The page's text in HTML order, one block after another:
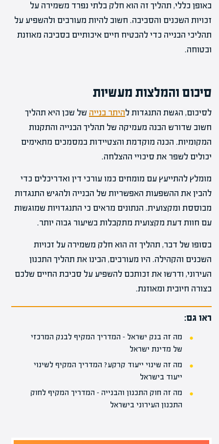
באופן כללי, תהליך זה הוא חלק בלתי נפרד משמירה על
זכויות השכנים והסביבה. חשוב להיות מעורבים ולהשפיע על
תהליכי הבנייה כדי להבטיח חיים איכותיים בסביבה מאוזנת
ובטוחה.
סיכום והמלצות מעשיות
לסיכום, הגשת התנגדות להיתר בנייה של שכן היא תהליך
חשוב שדורש הבנה מעמיקה של תהליך הבנייה והתקנות
המקומיות. הכנה מוקדמת והצטיידות במסמכים מתאימים
יכולים לשפר את סיכויי ההצלחה.
מומלץ להתייעץ עם מומחים כמו עורכי דין ואדריכלים כדי
להבין את ההשפעות האפשריות של הבנייה ולהגיש התנגדות
מבוססת ומקצועית. הנתונים מראים כי התנגדויות שמוגשות
עם חוות דעת מקצועית מתקבלות בשיעור גבוה יותר.
בסופו של דבר, תהליך זה הוא חלק משמירה על זכויות
השכנים והקהילה. היו מעורבים, הבינו את תהליך התכנון
העירוני, ודרשו את זכותכם להשפיע על סביבת החיים שלכם
בצורה חיובית ומאוזנת.
ראו גם:
מה זה בנק ישראל – המדריך המקיף לבנק המרכזי
של מדינת ישראל
מה זה שינוי ייעוד קרקע? המדריך המקיף לשינוי
ייעוד בישראל
מה זה חוק התכנון והבנייה – המדריך המקיף לחוק
התכנון העירוני בישראל